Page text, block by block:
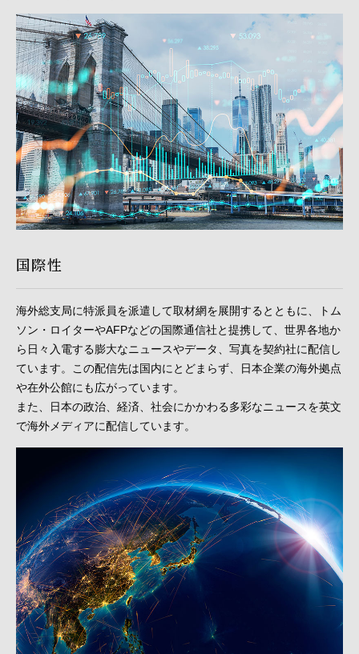
国際性
海外総支局に特派員を派遣して取材網を展開するとともに、トム
ソン・ロイターやAFPなどの国際通信社と提携して、世界各地か
ら日々入電する膨大なニュースやデータ、写真を契約社に配信し
ています。この配信先は国内にとどまらず、日本企業の海外拠点
や在外公館にも広がっています。
また、日本の政治、経済、社会にかかわる多彩なニュースを英文
で海外メディアに配信しています。